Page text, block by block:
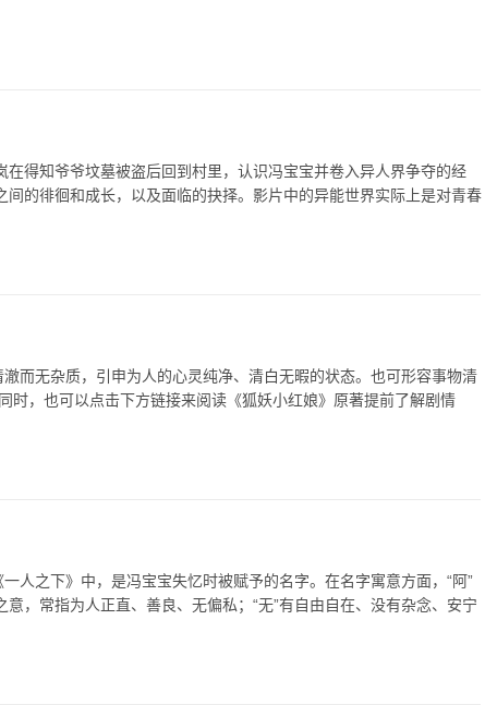
在得知爷爷坟墓被盗后回到村里，认识冯宝宝并卷入异人界争夺的经
间的徘徊和成长，以及面临的抉择。影片中的异能世界实际上是对青春
而无杂质，引申为人的心灵纯净、清白无暇的状态。也可形容事物清
时，也可以点击下方链接来阅读《狐妖小红娘》原著提前了解剧情
人之下》中，是冯宝宝失忆时被赋予的名字。在名字寓意方面，“阿”
，常指为人正直、善良、无偏私；“无”有自由自在、没有杂念、安宁